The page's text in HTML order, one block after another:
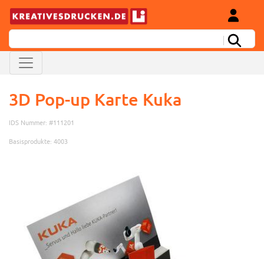
3D Pop-up Karte Kuka
IDS Nummer: #111201
Basisprodukte: 4003